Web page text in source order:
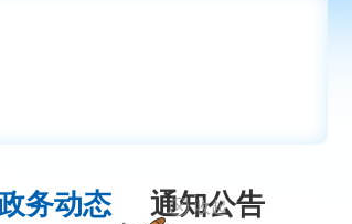
务动态 通知公告
收起